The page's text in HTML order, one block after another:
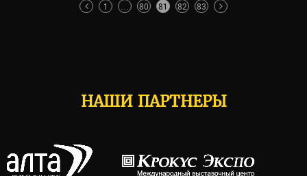
1 80 81 82 83
НАШИ ПАРТНЕРЫ